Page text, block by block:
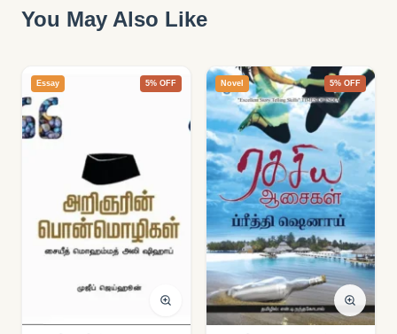
You May Also Like
Essay 5% OFF Novel 5% OFF